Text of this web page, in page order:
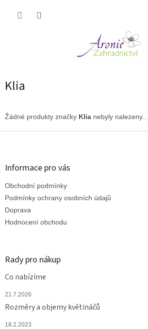
Klia
Žádné produkty značky Klia nebyly nalezeny...
Z
Informace pro vás
Obchodní podmínky
Podmínky ochrany osobních údajů
Doprava
Hodnocení obchodu
Rady pro nákup
Co nabízíme
21.7.2026
Rozměry a objemy květináčů
18.2.2023